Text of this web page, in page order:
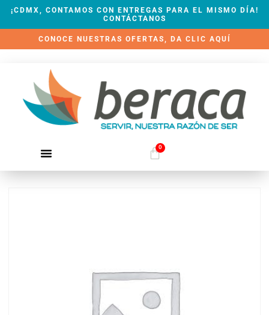
¡CDMX, CONTAMOS CON ENTREGAS PARA EL MISMO DÍA!
CONTÁCTANOS
CONOCE NUESTRAS OFERTAS, DA CLIC AQUÍ
0